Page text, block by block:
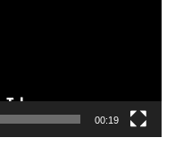
00:19